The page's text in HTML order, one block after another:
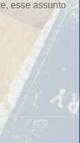
esse assunto